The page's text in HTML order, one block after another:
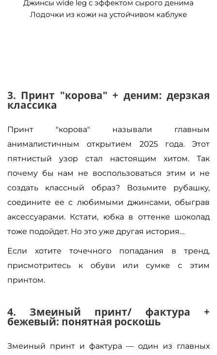
Джинсы wide leg с эффектом сырого денима
Лодочки из кожи на устойчивом каблуке
3. Принт "корова" + деним: дерзкая
классика
Принт "корова" называли главным
анималистичным открытием 2025 года. Этот
пятнистый узор стал настоящим хитом. Так
почему бы нам не воспользоваться этим и не
создать классный образ? Возьмите рубашку,
соедините ее с любимыми джинсами, обыграв
аксессуарами. Кстати, юбка в оттенке шоколад
тоже подойдет. Но это уже другая история…
Если хотите точечного попадания в тренд,
присмотритесь к обуви или сумке с этим
принтом.
4. Змеиный принт/ фактура +
бежевый: понятная роскошь
Змеиный принт и фактура — один из главных